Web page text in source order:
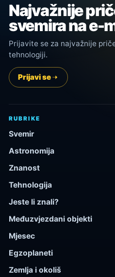
Najvažnije
svemira na e-
Prijavite se za najvažnije
tehnologiji.
Prijavi se
RUBRIKE
Svemir
Astronomija
Znanost
Tehnologija
Jeste li znali?
Međuzvjezdani objekti
Mjesec
Egzoplaneti
Zemlja i okoliš